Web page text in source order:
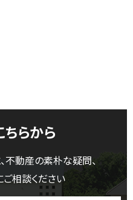
らから
不動産の素朴な疑問、
相談ください